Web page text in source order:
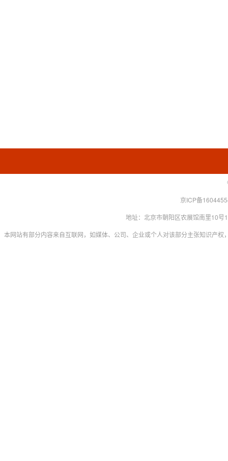
京ICP备
地址：北京市朝阳区农展馆南里10
本网站有部分内容来自互联网，如媒体、公司、企业或个人对该部分主张知识产